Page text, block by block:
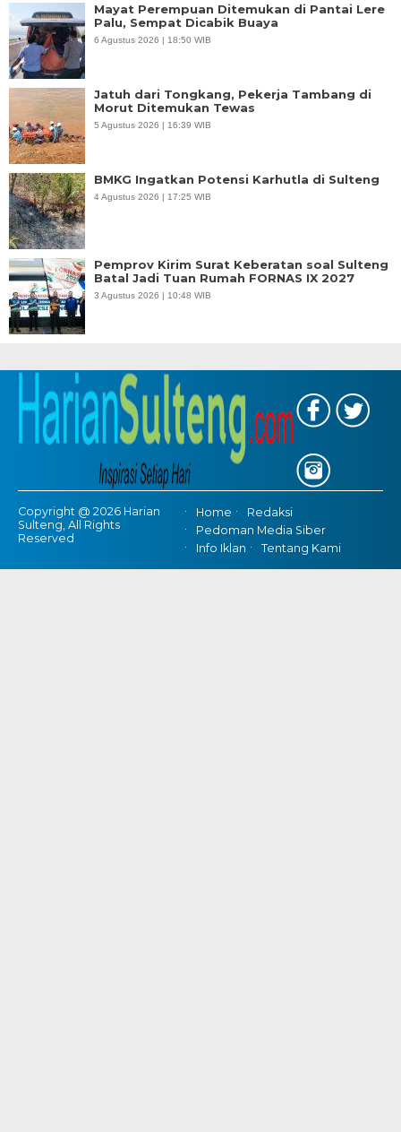
Mayat Perempuan Ditemukan di Pantai Lere
Palu, Sempat Dicabik Buaya
6 Agustus 2026 | 18:50 WIB
Jatuh dari Tongkang, Pekerja Tambang di
Morut Ditemukan Tewas
5 Agustus 2026 | 16:39 WIB
BMKG Ingatkan Potensi Karhutla di Sulteng
4 Agustus 2026 | 17:25 WIB
Pemprov Kirim Surat Keberatan soal Sulteng
Batal Jadi Tuan Rumah FORNAS IX 2027
3 Agustus 2026 | 10:48 WIB
Copyright @ 2026 Harian
Sulteng, All Rights
Reserved
Home
Redaksi
Pedoman Media Siber
Info Iklan
Tentang Kami